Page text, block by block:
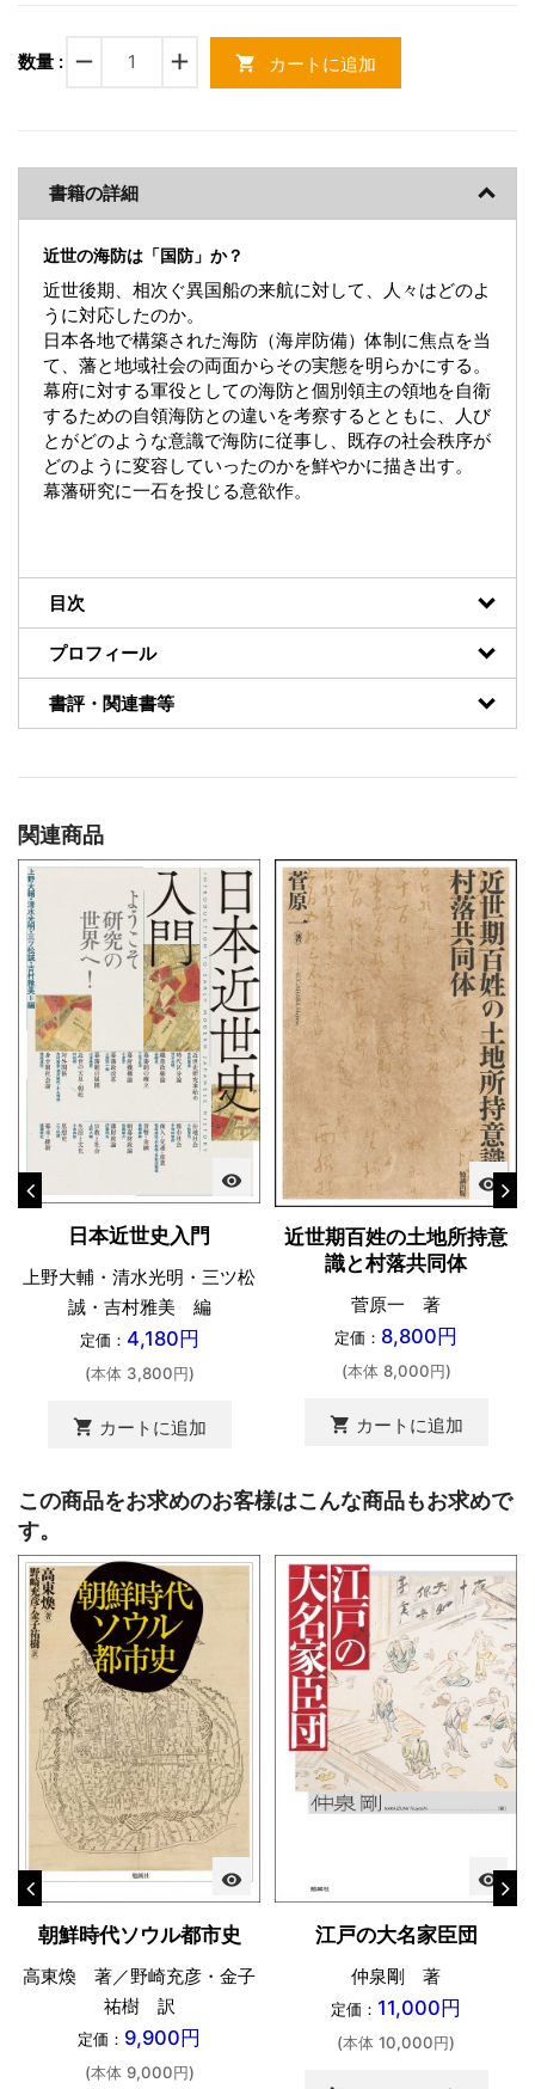
数量 : remove add shopping_cart カートに追加
書籍の詳細
近世の海防は「国防」か？
近世後期、相次ぐ異国船の来航に対して、人々はどのよ
うに対応したのか。
日本各地で構築された海防（海岸防備）体制に焦点を当
て、藩と地域社会の両面からその実態を明らかにする。
幕府に対する軍役としての海防と個別領主の領地を自衛
するための自領海防との違いを考察するとともに、人び
とがどのような意識で海防に従事し、既存の社会秩序が
どのように変容していったのかを鮮やかに描き出す。
幕藩研究に一石を投じる意欲作。
目次
プロフィール
書評・関連書等
関連商品
visibility
日本近世史入門
上野大輔・清水光明・三ツ松
誠・吉村雅美 編
定価： 4,180円
(本体 3,800円)
shopping_cart カートに追加
visibility
近世期百姓の土地所持意
識と村落共同体
菅原一 著
定価： 8,800円
(本体 8,000円)
shopping_cart カートに追加
この商品をお求めのお客様はこんな商品もお求めで
す。
visibility
朝鮮時代ソウル都市史
高東煥 著／野崎充彦・金子
祐樹 訳
定価： 9,900円
(本体 9,000円)
visibility
江戸の大名家臣団
仲泉剛 著
定価： 11,000円
(本体 10,000円)